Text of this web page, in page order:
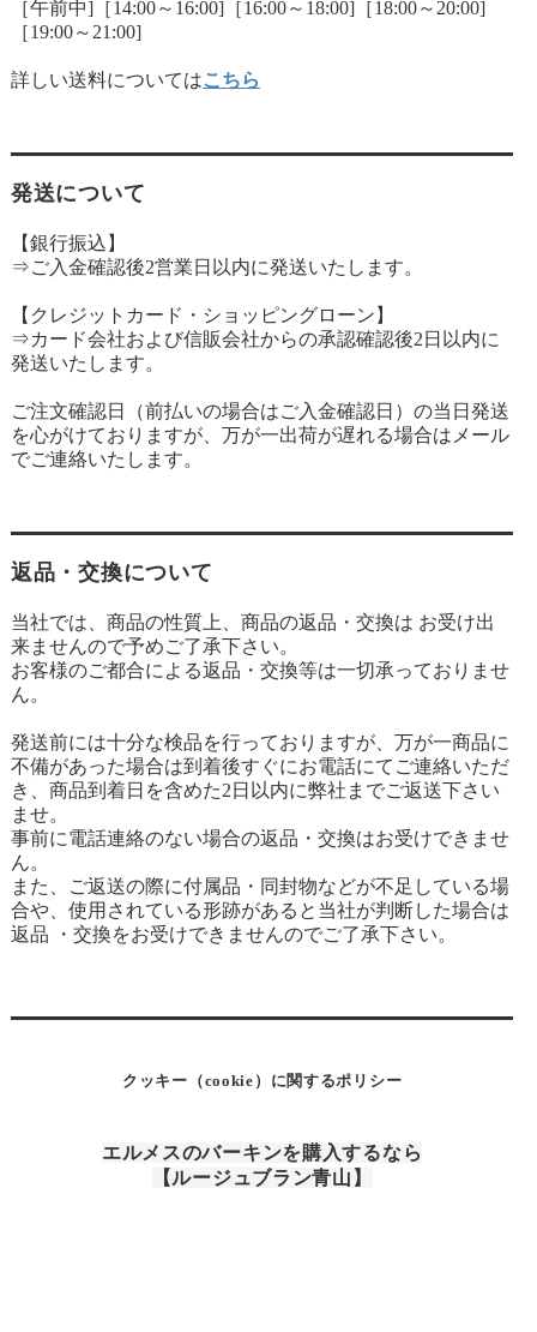
［午前中]［14:00～16:00]［16:00～18:00]［18:00～20:00]
［19:00～21:00]
詳しい送料についてはこちら
発送について
【銀行振込】
⇒ご入金確認後2営業日以内に発送いたします。
【クレジットカード・ショッピングローン】
⇒カード会社および信販会社からの承認確認後2日以内に
発送いたします。
ご注文確認日（前払いの場合はご入金確認日）の当日発送
を心がけておりますが、万が一出荷が遅れる場合はメール
でご連絡いたします。
返品・交換について
当社では、商品の性質上、商品の返品・交換は お受け出
来ませんので予めご了承下さい。
お客様のご都合による返品・交換等は一切承っておりませ
ん。
発送前には十分な検品を行っておりますが、万が一商品に
不備があった場合は到着後すぐにお電話にてご連絡いただ
き、商品到着日を含めた2日以内に弊社までご返送下さい
ませ。
事前に電話連絡のない場合の返品・交換はお受けできませ
ん。
また、ご返送の際に付属品・同封物などが不足している場
合や、使用されている形跡があると当社が判断した場合は
返品 ・交換をお受けできませんのでご了承下さい。
クッキー（cookie）に関するポリシー
エルメスのバーキンを購入するなら
【ルージュブラン青山】